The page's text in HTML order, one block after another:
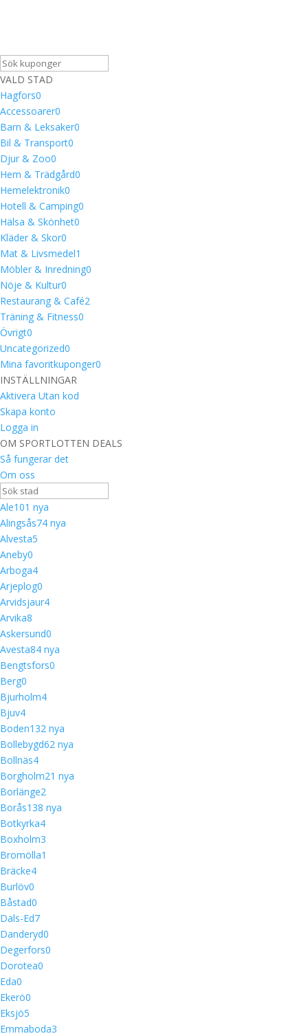
VALD STAD
Hagfors0
Accessoarer0
Barn & Leksaker0
Bil & Transport0
Djur & Zoo0
Hem & Trädgård0
Hemelektronik0
Hotell & Camping0
Hälsa & Skönhet0
Kläder & Skor0
Mat & Livsmedel1
Möbler & Inredning0
Nöje & Kultur0
Restaurang & Café2
Träning & Fitness0
Övrigt0
Uncategorized0
Mina favoritkuponger0
INSTÄLLNINGAR
Aktivera Utan kod
Skapa konto
Logga in
OM SPORTLOTTEN DEALS
Så fungerar det
Om oss
Ale101 nya
Alingsås74 nya
Alvesta5
Aneby0
Arboga4
Arjeplog0
Arvidsjaur4
Arvika8
Askersund0
Avesta84 nya
Bengtsfors0
Berg0
Bjurholm4
Bjuv4
Boden132 nya
Bollebygd62 nya
Bollnäs4
Borgholm21 nya
Borlänge2
Borås138 nya
Botkyrka4
Boxholm3
Bromölla1
Bräcke4
Burlöv0
Båstad0
Dals-Ed7
Danderyd0
Degerfors0
Dorotea0
Eda0
Ekerö0
Eksjö5
Emmaboda3